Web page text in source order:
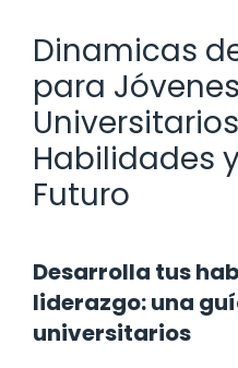
Dinamicas
para Jóvenes
Habilidades
Futuro
Desarrolla tus
liderazgo: una
universitarios